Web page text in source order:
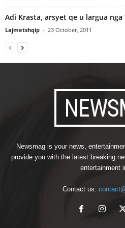
Adi Krasta, arsyet qe u largua nga
Lajmetshqip - 23 October, 2011
Newsmag is your news,
provide you with the latest breaking
entertainment
Contact us: